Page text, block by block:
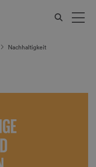
Nachhaltig­keit